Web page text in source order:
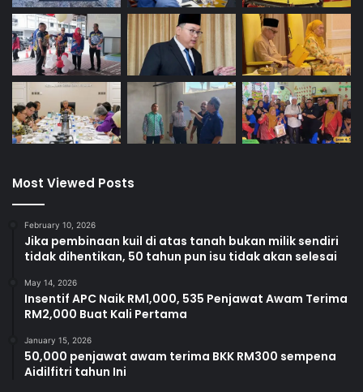
Most Viewed Posts
February 10, 2026
Jika pembinaan kuil di atas tanah bukan milik sendiri
tidak dihentikan, 50 tahun pun isu tidak akan selesai
May 14, 2026
Insentif APC Naik RM1,000, 535 Penjawat Awam Terima
RM2,000 Buat Kali Pertama
January 15, 2026
50,000 penjawat awam terima BKK RM300 sempena
Aidilfitri tahun Ini